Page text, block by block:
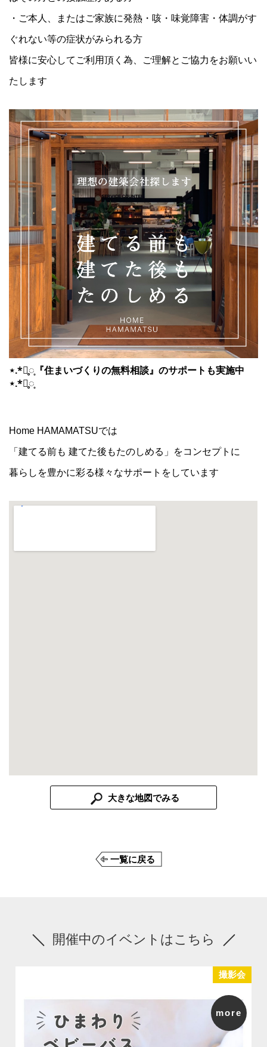
・ご本人、またはご家族に発熱・咳・味覚障害・体調がす
ぐれない等の症状がみられる方
‪皆様に安心してご利用頂く為、ご理解とご協力をお願いい
たします
⋆.*⃝̥◌̥『住まいづくりの無料相談』のサポートも実施中
⋆.*⃝̥◌̥
Home HAMAMATSUでは
「建てる前も 建てた後もたのしめる」をコンセプトに
暮らしを豊かに彩る様々なサポートをしています
大きな地図でみる
一覧に戻る
開催中のイベントはこちら
撮影会
more